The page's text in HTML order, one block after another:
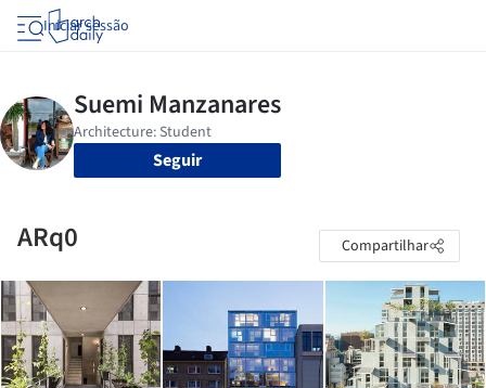
Iniciar sessão
Seguir
ARq0 Compartilhar